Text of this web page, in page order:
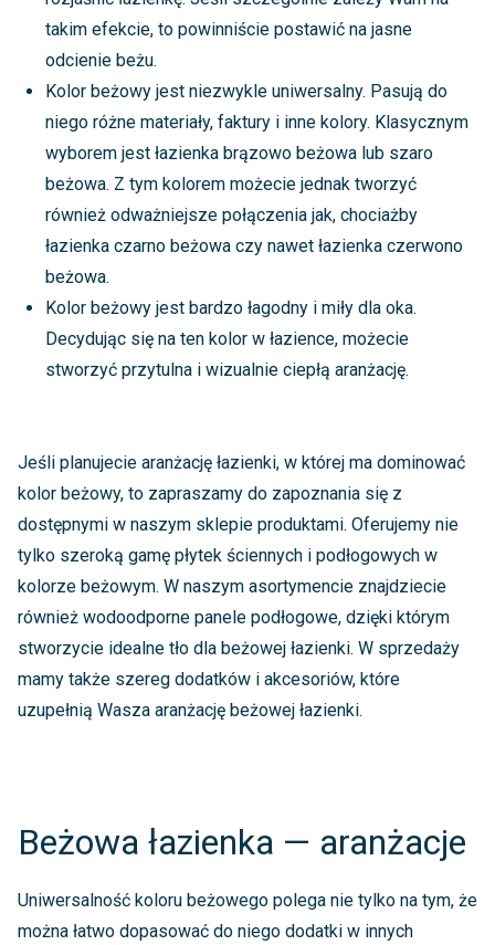
takim efekcie, to powinniście postawić na jasne
odcienie beżu.
Kolor beżowy jest niezwykle uniwersalny. Pasują do
niego różne materiały, faktury i inne kolory. Klasycznym
wyborem jest łazienka brązowo beżowa lub szaro
beżowa. Z tym kolorem możecie jednak tworzyć
również odważniejsze połączenia jak, chociażby
łazienka czarno beżowa czy nawet łazienka czerwono
beżowa.
Kolor beżowy jest bardzo łagodny i miły dla oka.
Decydując się na ten kolor w łazience, możecie
stworzyć przytulna i wizualnie ciepłą aranżację.
Jeśli planujecie aranżację łazienki, w której ma dominować
kolor beżowy, to zapraszamy do zapoznania się z
dostępnymi w naszym sklepie produktami. Oferujemy nie
tylko szeroką gamę płytek ściennych i podłogowych w
kolorze beżowym. W naszym asortymencie znajdziecie
również wodoodporne panele podłogowe, dzięki którym
stworzycie idealne tło dla beżowej łazienki. W sprzedaży
mamy także szereg dodatków i akcesoriów, które
uzupełnią Wasza aranżację beżowej łazienki.
Beżowa łazienka — aranżacje
Uniwersalność koloru beżowego polega nie tylko na tym, że
można łatwo dopasować do niego dodatki w innych